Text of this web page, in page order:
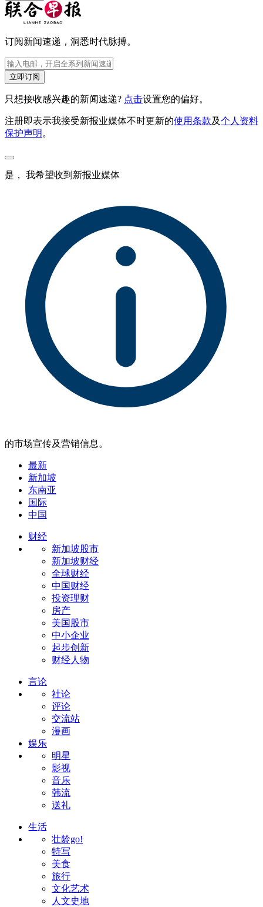
订阅新闻速递，洞悉时代脉搏。
立即订阅
只想接收感兴趣的新闻速递? 点击设置您的偏好。
注册即表示我接受新报业媒体不时更新的使用条款及个人资料
保护声明 。
是， 我希望收到新报业媒体
的市场宣传及营销信息。
最新
新加坡
东南亚
国际
中国
财经
新加坡股市
新加坡财经
全球财经
中国财经
投资理财
房产
美国股市
中小企业
起步创新
财经人物
言论
社论
评论
交流站
漫画
娱乐
明星
影视
音乐
韩流
送礼
生活
壮龄go!
特写
美食
旅行
文化艺术
人文史地